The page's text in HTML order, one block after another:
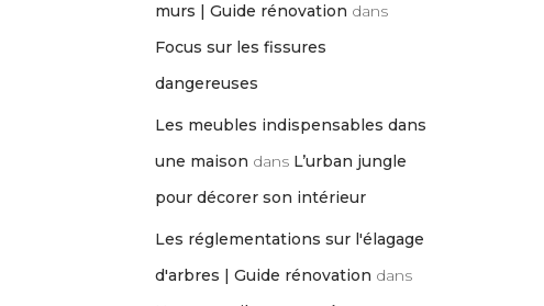
murs | Guide rénovation dans
Focus sur les fissures
dangereuses
Les meubles indispensables dans
une maison dans L’urban jungle
pour décorer son intérieur
Les réglementations sur l'élagage
d'arbres | Guide rénovation dans